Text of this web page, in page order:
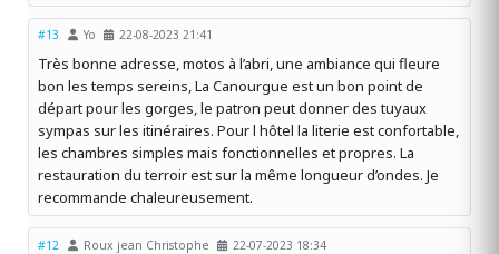
#13 Yo 22-08-2023 21:41
Très bonne adresse, motos à l’abri, une ambiance qui fleure
bon les temps sereins, La Canourgue est un bon point de
départ pour les gorges, le patron peut donner des tuyaux
sympas sur les itinéraires. Pour l hôtel la literie est confortable,
les chambres simples mais fonctionnelles et propres. La
restauration du terroir est sur la même longueur d’ondes. Je
recommande chaleureusement.
#12 Roux jean Christophe 22-07-2023 18:34